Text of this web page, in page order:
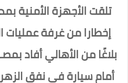
تلقت الأجهزة الأمنية
إخطارا من غرفة عمليات
بلاغًا من الأهالي أفاد
أمام سيارة في نفق